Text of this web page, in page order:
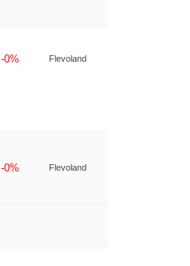
-0% Flevoland
-0% Flevoland